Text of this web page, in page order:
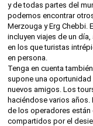
y de todas partes del
podemos encontrar
Merzouga y Erg Chebbi.
incluyen viajes de un
en los que turistas
en persona.
Tenga en cuenta
supone una
nuevos amigos. Los
haciéndose varios años.
de los operadores
compartidos por el